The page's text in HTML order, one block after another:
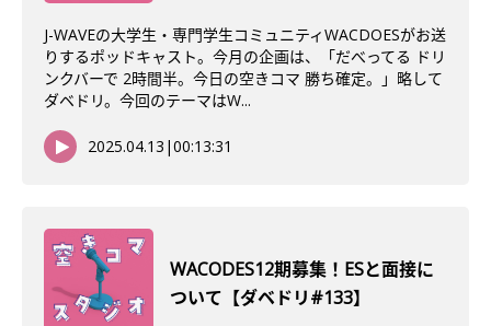
J-WAVEの大学生・専門学生コミュニティWACDOESがお送
りするポッドキャスト。今月の企画は、「だべってる ドリ
ンクバーで 2時間半。今日の空きコマ 勝ち確定。」略して
ダベドリ。今回のテーマはW...
2025.04.13 |00:13:31
WACODES12期募集！ESと面接に
ついて【ダベドリ#133】